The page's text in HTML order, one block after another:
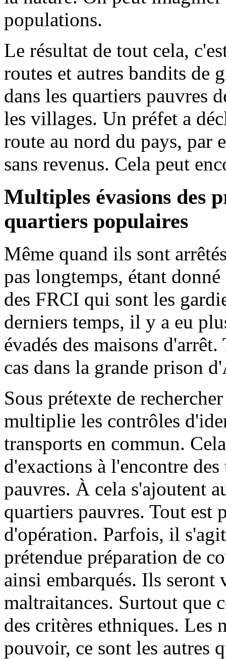
populations.
Le résultat de tout cela,
routes et autres bandits de
dans les quartiers pauvres
les villages. Un préfet a
route au nord du pays, par
sans revenus. Cela peut
Multiples évasions des
quartiers populaires
Même quand ils sont
pas longtemps, étant
des FRCI qui sont les
derniers temps, il y a eu
évadés des maisons
cas dans la grande prison
Sous prétexte de
multiplie les contrôles
transports en commun.
d'exactions à l'encontre
pauvres. À cela s'ajoutent
quartiers pauvres. Tout est
d'opération. Parfois, il
prétendue préparation de
ainsi embarqués. Ils seront
maltraitances. Surtout que
des critères ethniques. Les
pouvoir, ce sont les autres